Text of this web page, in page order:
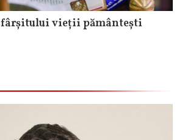
vieții pământești